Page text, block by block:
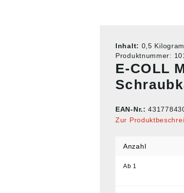
Inhalt: 0,5
Produktnummer:
E-COLL
EAN-Nr.:
Zur
Anzahl
Ab 1